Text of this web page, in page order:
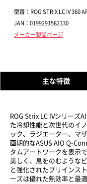
型番：ROG STRIX LC IV 360
JAN：0199291582330
メーカー製品ページ
主な特徴
ROG Strix LC IVシリーズ
た冷却性能と次世代のイ
ック、ラジエーター、マ
画期的なASUS AIO Q-
タムアートワークを表示
美しく、息をのむような
と強化されたプリインス
ーズは優れた熱効率と最